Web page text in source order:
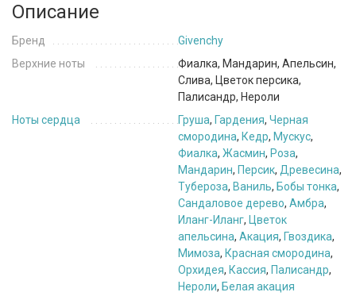
Описание
Бренд
Givenchy
Верхние ноты
Фиалка, Мандарин, Апельсин,
Слива, Цветок персика,
Палисандр, Нероли
Ноты сердца
Груша, Гардения, Черная
смородина, Кедр, Мускус,
Фиалка, Жасмин, Роза,
Мандарин, Персик, Древесина,
Тубероза, Ваниль, Бобы тонка,
Сандаловое дерево, Амбра,
Иланг-Иланг, Цветок
апельсина, Акация, Гвоздика,
Мимоза, Красная смородина,
Орхидея, Кассия, Палисандр,
Нероли, Белая акация